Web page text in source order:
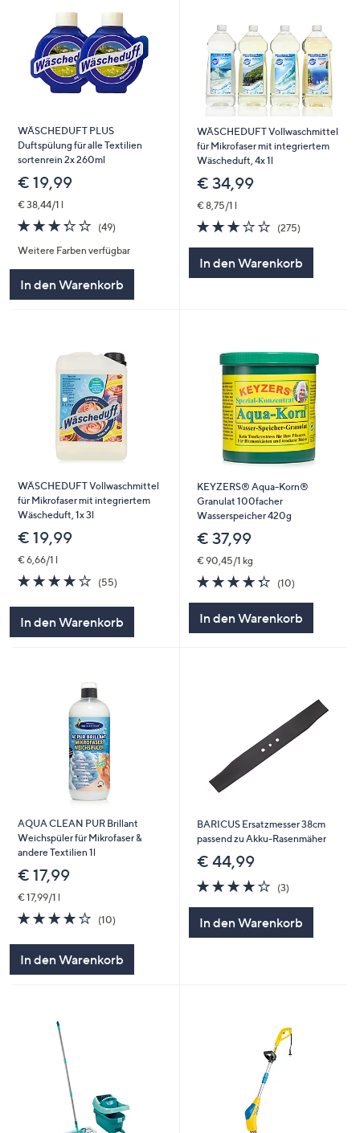
WÄSCHEDUFT PLUS
Duftspülung für alle Textilien
sortenrein 2x 260ml
€ 19,99
€ 38,44/1 l
3.3
von
5
(49)
Weitere Farben verfügbar
In den Warenkorb
WÄSCHEDUFT Vollwaschmittel
für Mikrofaser mit integriertem
Wäscheduft, 4x 1l
€ 34,99
€ 8,75/1 l
2.9
von
(275)
In den Warenkorb
WÄSCHEDUFT Vollwaschmittel
für Mikrofaser mit integriertem
Wäscheduft, 1x 3l
€ 19,99
€ 6,66/1 l
3.9
von
5
(55)55
In den Warenkorb
KEYZERS® Aqua-Korn®
Granulat 100facher
Wasserspeicher 420g
€ 37,99
€ 90,45/1 kg
4.3
von
(10)10
In den Warenkorb
AQUA CLEAN PUR Brillant
Weichspüler für Mikrofaser &
andere Textilien 1l
€ 17,99
€ 17,99/1 l
4.2
von
5
(10)10
In den Warenkorb
BARICUS Ersatzmesser 38cm
passend zu Akku-Rasenmäher
€ 44,99
3.7
von
(3)3
In den Warenkorb